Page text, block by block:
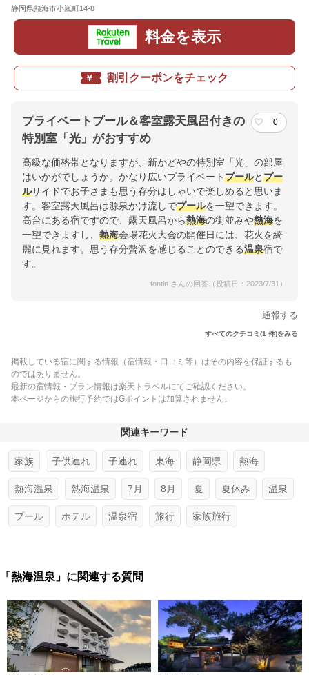
静岡県熱海市小嵐町14-8
料金を表示
割引クーポンをチェック
プライベートプール＆客室露天風呂付きの
特別室「光」がおすすめ
0
高級な価格帯となりますが、新かどやの特別室「光」の部屋
はいかがでしょうか。かなり広いプライベートプールとプー
ルサイドでお子さまも思う存分はしゃいで楽しめると思いま
す。客室露天風呂は源泉かけ流しでプールを一望できます。
高台にある宿ですので、露天風呂から熱海の街並みや熱海を
一望できますし、 熱海会場花火大会の開催日には、花火を綺
麗に見れます。思う存分贅沢を感じることのできる温泉宿で
す。
tontin さんの回答（投稿日：2023/7/31）
通報する
すべてのクチコミ(1 件)をみる
掲載している宿に関する情報（宿情報・口コミ等）はその内容を保証するも
のではありません。
最新の宿情報・プラン情報は楽天トラベルにてご確認ください。
本ページからの旅行予約ではGポイントは加算されません。
関連キーワード
家族 子供連れ 子連れ 東海 静岡県 熱海
熱海温泉 熱海温泉 7月 8月 夏 夏休み 温泉
プール ホテル 温泉宿 旅行 家族旅行
「熱海温泉」に関連する質問